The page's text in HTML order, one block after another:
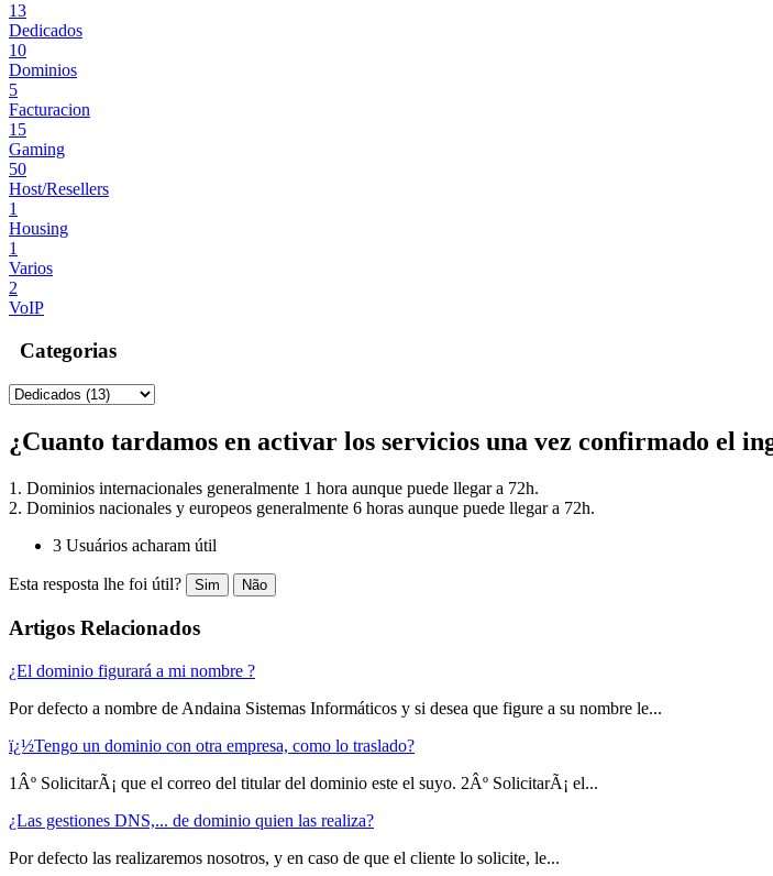
13
Dedicados
10
Dominios
5
Facturacion
15
Gaming
50
Host/Resellers
1
Housing
1
Varios
2
VoIP
Categorias
¿Cuanto tardamos en activar los servicios una vez confirmado el
1. Dominios internacionales generalmente 1 hora aunque puede llegar a 72h.
2. Dominios nacionales y europeos generalmente 6 horas aunque puede llegar a 72h.
3 Usuários acharam útil
Esta resposta lhe foi útil? Sim Não
Artigos Relacionados
¿El dominio figurará a mi nombre ?
Por defecto a nombre de Andaina Sistemas Informáticos y si desea que figure a su nombre le...
ï¿½Tengo un dominio con otra empresa, como lo traslado?
1Âº SolicitarÃ¡ que el correo del titular del dominio este el suyo. 2Âº SolicitarÃ¡ el...
¿Las gestiones DNS,... de dominio quien las realiza?
Por defecto las realizaremos nosotros, y en caso de que el cliente lo solicite, le...